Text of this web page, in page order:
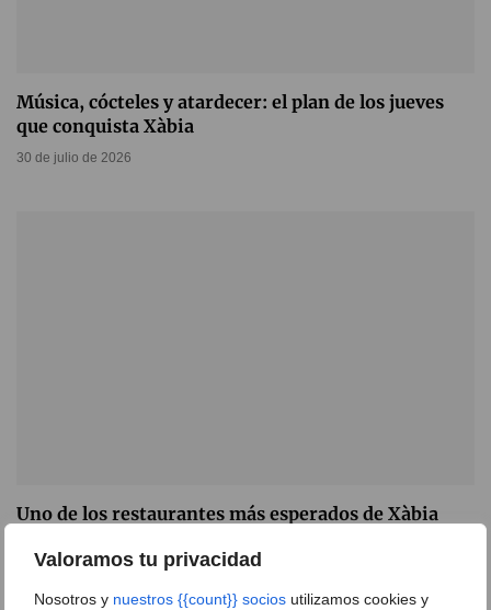
Valoramos tu privacidad
Nosotros y nuestros {{count}} socios utilizamos cookies y
Música, cócteles y atardecer: el plan de los jueves
que conquista Xàbia
30 de julio de 2026
Uno de los restaurantes más esperados de Xàbia
13 de julio de 2026